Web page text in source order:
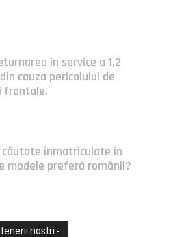
în service a 1,2
cauza pericolului de
frontale.
căutate înmatriculate în
modele preferă românii?
nostri -